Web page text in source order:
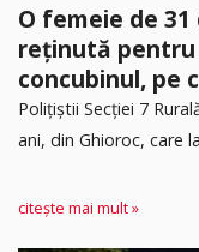
O femeie de
reținută pentru
concubinul, pe
​Polițiștii Secției 7
ani, din Ghioroc, care
citește mai mult »